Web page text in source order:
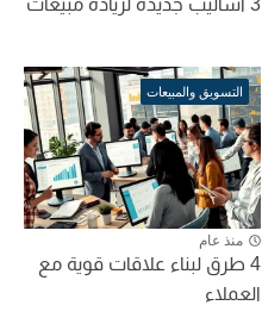
3 أساليب جديدة لزيادة مبيعات
التسويق والمبيعات
منذ عام
4 طرق لبناء علاقات قوية مع
العملاء